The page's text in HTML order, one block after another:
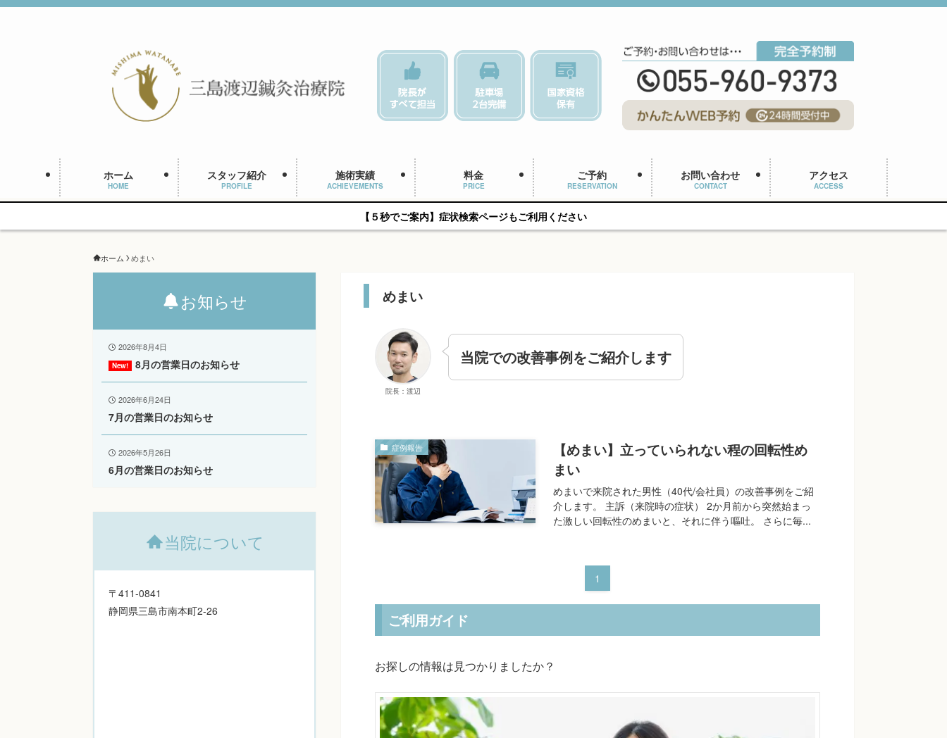
ホーム
HOME
スタッフ紹介
PROFILE
施術実績
ACHIEVEMENTS
料金
PRICE
ご予約
RESERVATION
お問い合わせ
CONTACT
アクセス
ACCESS
【５秒でご案内】症状検索ページもご利用ください
ホーム めまい
めまい
院長：渡辺
当院での改善事例をご紹介します
症例報告
【めまい】立っていられない程の回転性め
まい
めまいで来院された男性（40代/会社員）の改善事例をご紹
介します。 主訴（来院時の症状） 2か月前から突然始まっ
た激しい回転性のめまいと、それに伴う嘔吐。 さらに毎...
1
ご利用ガイド
お探しの情報は見つかりましたか？
お知らせ
2026年8月4日
8月の営業日のお知らせ
2026年6月24日
7月の営業日のお知らせ
2026年5月26日
6月の営業日のお知らせ
当院について
〒411-0841
静岡県三島市南本町2-26